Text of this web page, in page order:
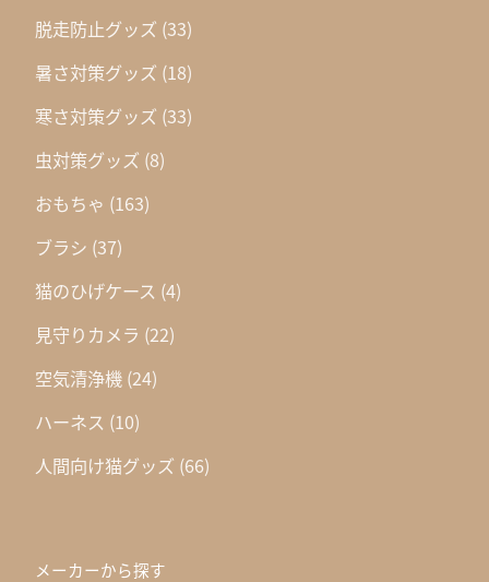
脱走防止グッズ (33)
暑さ対策グッズ (18)
寒さ対策グッズ (33)
虫対策グッズ (8)
おもちゃ (163)
ブラシ (37)
猫のひげケース (4)
見守りカメラ (22)
空気清浄機 (24)
ハーネス (10)
人間向け猫グッズ (66)
メーカーから探す